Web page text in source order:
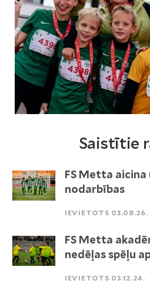
Saistītie
FS Metta
nodarbības
IEVIETOTS 03.08.26.
FS Metta
nedēļas spēļu
IEVIETOTS 03.12.24.